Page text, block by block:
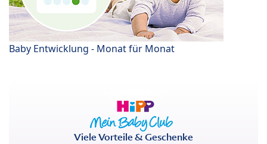
Baby Entwicklung - Monat für Monat
Viele Vorteile & Geschenke